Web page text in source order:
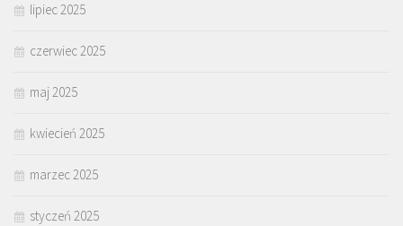
lipiec 2025
czerwiec 2025
maj 2025
kwiecień 2025
marzec 2025
styczeń 2025